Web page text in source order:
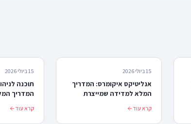
15 ביולי 2026
אנליטיקס איקומרס: המדריך
המלא למדידה שמייצרת
קרא עוד
15 ביולי 2026
תוכנה
המדריך
קרא עוד